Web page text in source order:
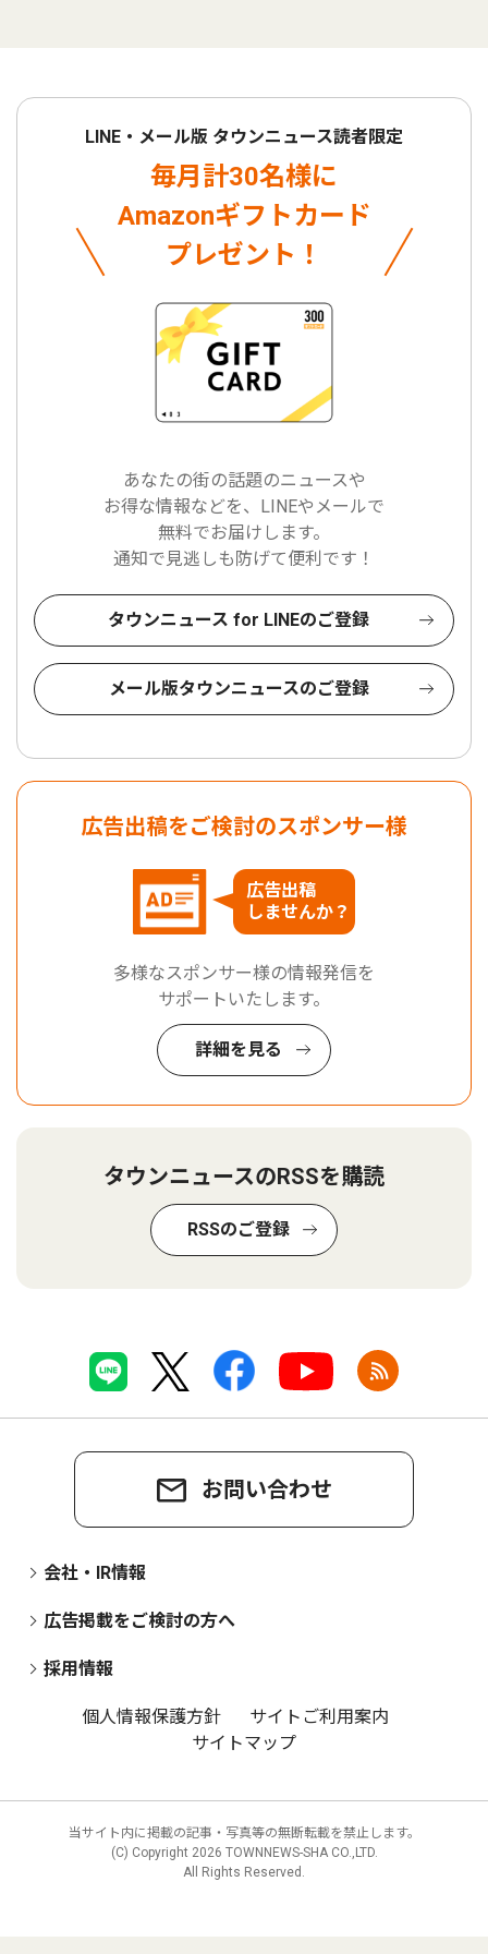
LINE・メール版 タウンニュース読者限定
毎月計30名様に
Amazonギフトカード
プレゼント！
あなたの街の話題のニュースや
お得な情報などを、LINEやメールで
無料でお届けします。
通知で見逃しも防げて便利です！
タウンニュース for LINEのご登録
メール版タウンニュースのご登録
広告出稿をご検討のスポンサー様
広告出稿
しませんか？
多様なスポンサー様の情報発信を
サポートいたします。
詳細を見る
タウンニュースのRSSを購読
RSSのご登録
お問い合わせ
会社・IR情報
広告掲載をご検討の方へ
採用情報
個人情報保護方針
サイトご利用案内
サイトマップ
当サイト内に掲載の記事・写真等の無断転載を禁止します。
(C) Copyright 2026 TOWNNEWS-SHA CO.,LTD.
All Rights Reserved.